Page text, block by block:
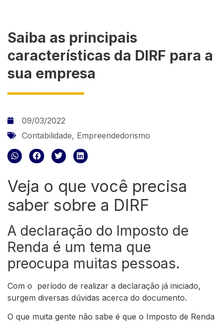
Saiba as principais
características da DIRF para a
sua empresa
09/03/2022
Contabilidade, Empreendedorismo
Veja o que você precisa
saber sobre a DIRF
A declaração do Imposto de
Renda é um tema que
preocupa muitas pessoas.
Com o período de realizar a declaração já iniciado,
surgem diversas dúvidas acerca do documento.
O que muita gente não sabe é que o Imposto de Renda